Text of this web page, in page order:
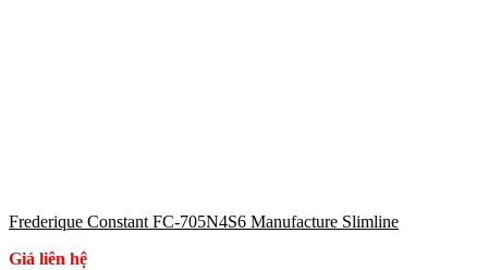
Frederique Constant FC-705N4S6 Manufacture Slimline
Giá liên hệ